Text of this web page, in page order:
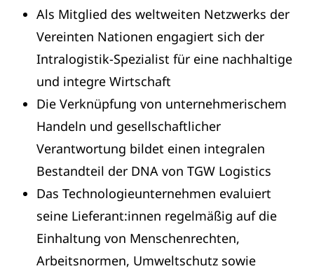
Als Mitglied des weltweiten Netzwerks der
Vereinten Nationen engagiert sich der
Intralogistik-Spezialist für eine nachhaltige
und integre Wirtschaft
Die Verknüpfung von unternehmerischem
Handeln und gesellschaftlicher
Verantwortung bildet einen integralen
Bestandteil der DNA von TGW Logistics
Das Technologieunternehmen evaluiert
seine Lieferant:innen regelmäßig auf die
Einhaltung von Menschenrechten,
Arbeitsnormen, Umweltschutz sowie